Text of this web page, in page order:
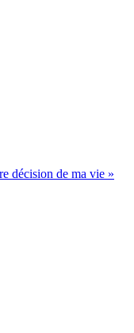
décision de ma vie »